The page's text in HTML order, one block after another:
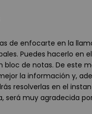
de enfocarte en la
Puedes hacerlo en
bloc de notas. De este
la información y,
resolverlas en el
será muy agradecida